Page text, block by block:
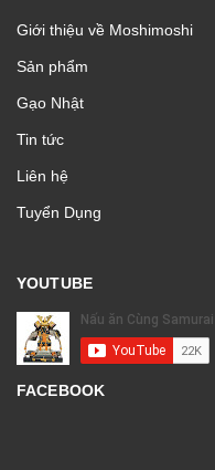
Giới thiệu về Moshimoshi
Sản phẩm
Gạo Nhật
Tin tức
Liên hệ
Tuyển Dụng
YOUTUBE
FACEBOOK